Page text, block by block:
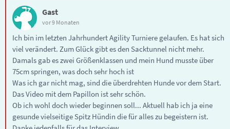
Gast
vor 9 Monaten
Ich bin im letzten Jahrhundert Agility Turniere gelaufen. Es hat sich
viel verändert. Zum Glück gibt es den Sacktunnel nicht mehr.
Damals gab es zwei Größenklassen und mein Hund musste über
75cm springen, was doch sehr hoch ist
Was ich gar nicht mag, sind die überdrehten Hunde vor dem Start.
Das Video mit dem Papillon ist sehr schön.
Ob ich wohl doch wieder beginnen soll... Aktuell hab ich ja eine
gesunde vielseitige Spitz Hündin die für alles zu begeistern ist.